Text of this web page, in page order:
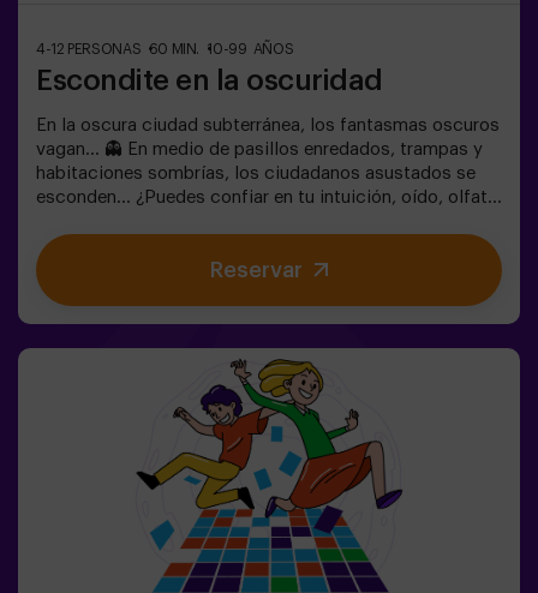
4-12 PERSONAS 60 MIN. 10-99 AÑOS
Escondite en la oscuridad
En la oscura ciudad subterránea, los fantasmas oscuros
vagan... 👻 En medio de pasillos enredados, trampas y
habitaciones sombrías, los ciudadanos asustados se
esconden... ¿Puedes confiar en tu intuición, oído, olfato
luego encontrar a tus amigos? 🔦 El escondite en la
Oscuridad es similar al juego tradicional, solo que se
lleva a cabo en la oscuridad (con una luz de juego
para los niños. Aquí encontrarás escondites, trampas,
laberintos, túneles y otros obstáculos. Las paredes
están tapizadas con diferentes recubrimientos para
orientarse al tacto, y todo el juego se acompaña de
efectos especiales de sonido y luz. 🌌✅ Ideal para
grupos grandes | planes con amigos | adolescentes |
team building ❗Los jugadores menores de 14 años o
igual deberán entrar acompañados por al menos de un
adulto. Existe la opción de que un monitor les
acompañe en la aventura, consúltanos las
Reservar